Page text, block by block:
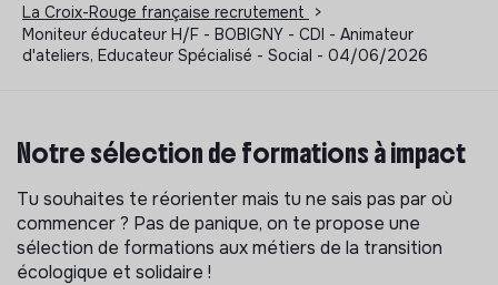
La Croix-Rouge française recrutement
>
Moniteur éducateur H/F - BOBIGNY - CDI - Animateur
d'ateliers, Educateur Spécialisé - Social - 04/06/2026
Notre sélection de formations à impact
Tu souhaites te réorienter mais tu ne sais pas par où
commencer ? Pas de panique, on te propose une
sélection de formations aux métiers de la transition
écologique et solidaire !